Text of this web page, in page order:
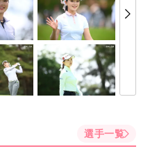
選手一覧